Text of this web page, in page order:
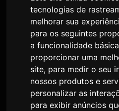
tecnologias de
melhorar sua
para os seguintes
a funcionalidade
proporcionar uma
site, para medir o seu
nossos produtos e
personalizar as
para exibir anúncios
Hatsune Miku
da Turnê
PorSam 9 julho 2026
2,559 visualizações